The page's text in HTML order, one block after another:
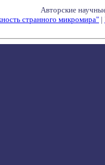
Авторские
странного микромира" |